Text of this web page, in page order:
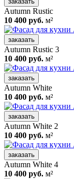
Autumn Rustic
10 400 руб. м²
заказать
Autumn Rustic 3
10 400 руб. м²
заказать
Autumn White
10 400 руб. м²
заказать
Autumn White 2
10 400 руб. м²
заказать
Autumn White 4
10 400 руб. м²